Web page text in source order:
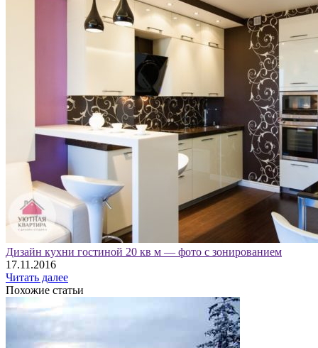
Дизайн кухни гостиной 20 кв м — фото с зонированием
17.11.2016
Читать далее
Похожие статьи